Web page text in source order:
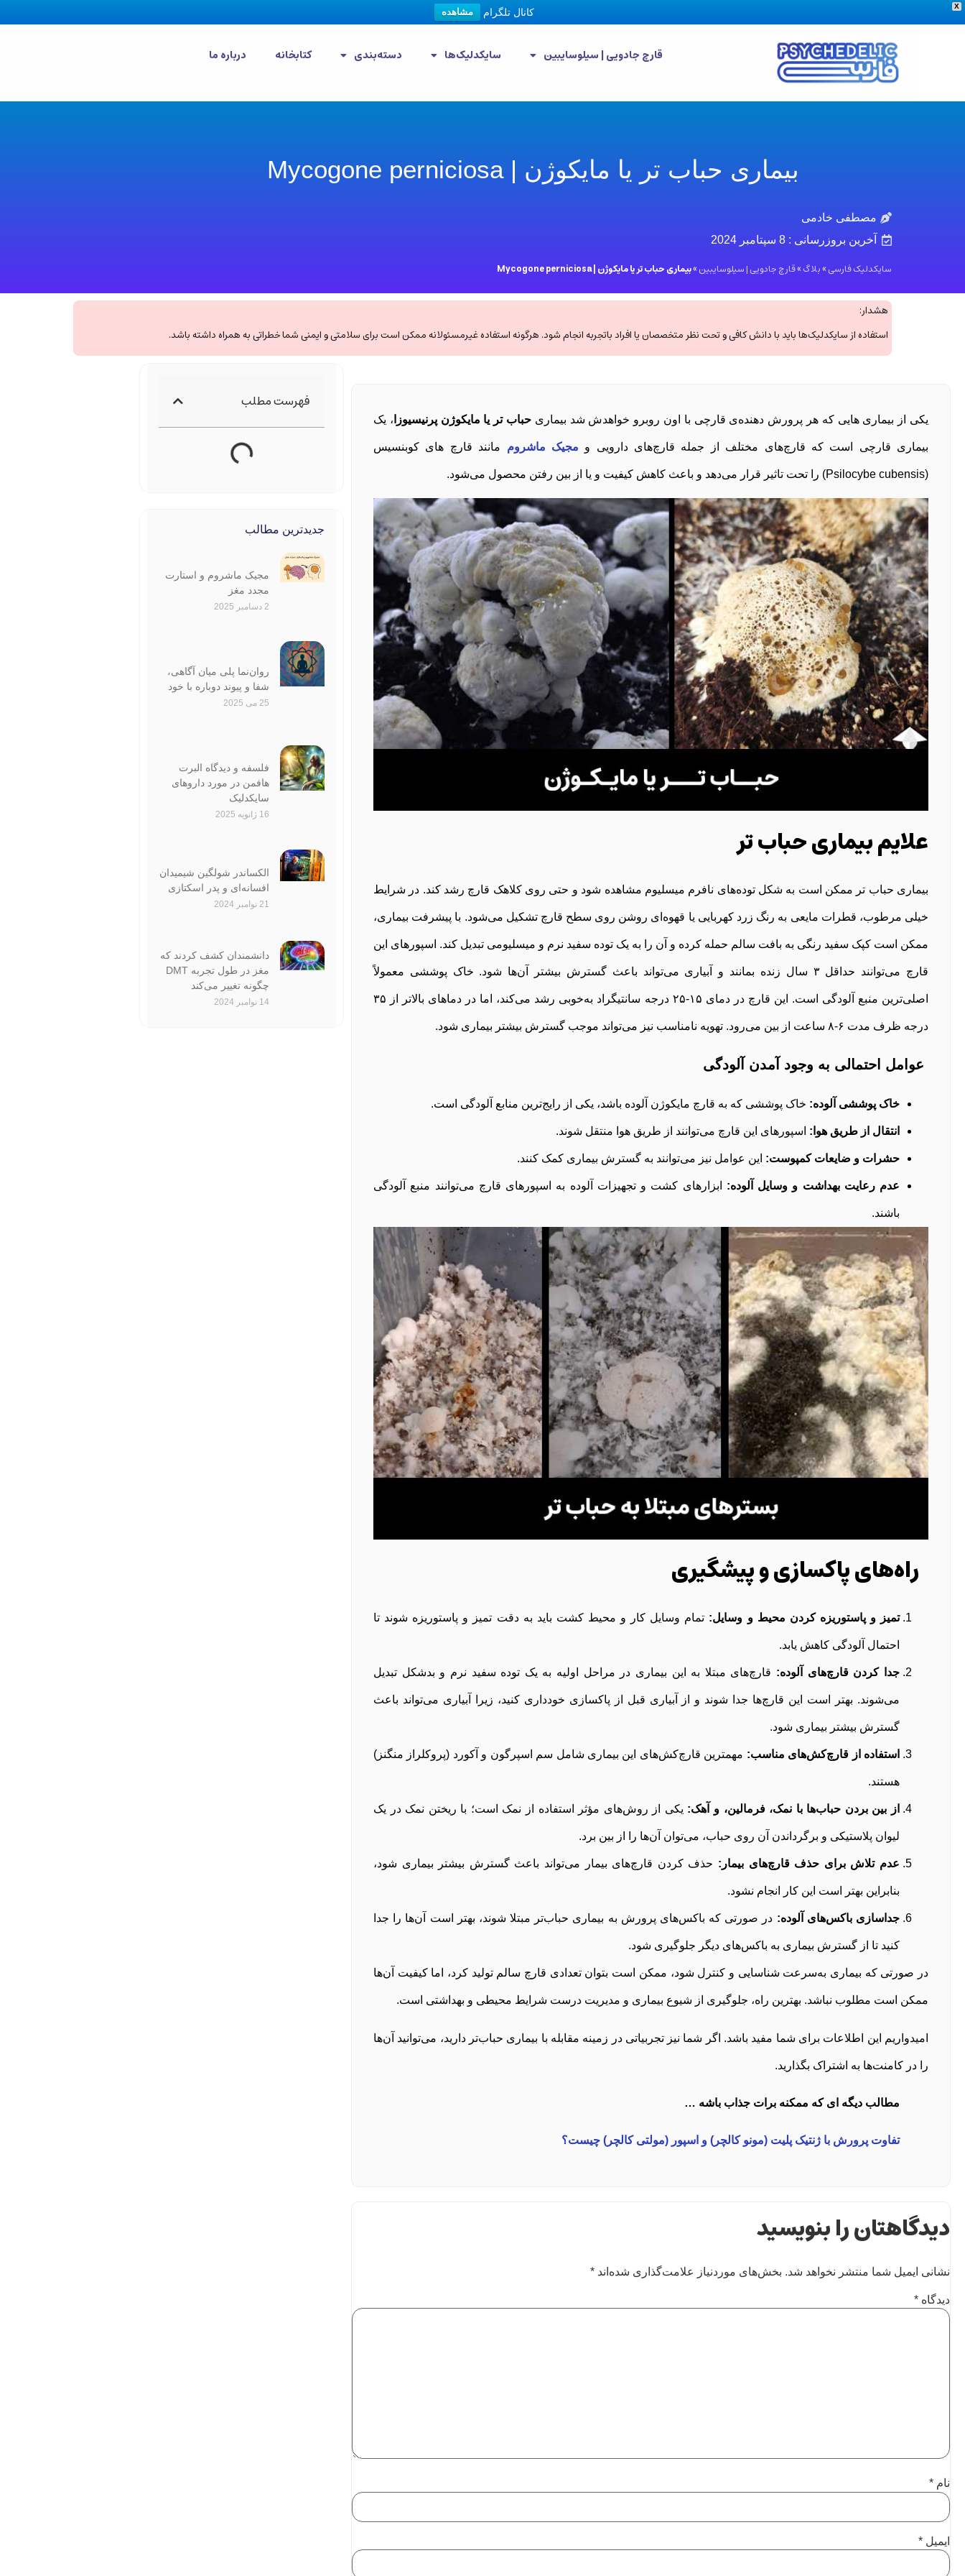
X
کانال تلگرام مشاهده
قارچ جادویی | سیلوسایبین سایکدلیک‌ها دسته‌بندی کتابخانه درباره ما
بیماری حباب تر یا مایکوژن | Mycogone perniciosa
مصطفی خادمی
آخرین بروزرسانی : 8 سپتامبر 2024
سایکدلیک فارسی»بلاگ»قارچ جادویی | سیلوسایبین»بیماری حباب تر یا مایکوژن | Mycogone perniciosa
هشدار:
استفاده از سایکدلیک‌ها باید با دانش کافی و تحت نظر متخصصان یا افراد باتجربه انجام شود. هرگونه استفاده غیرمسئولانه ممکن است برای سلامتی و ایمنی شما خطراتی به همراه داشته باشد.
یکی از بیماری هایی که هر پرورش دهنده‌ی قارچی با اون روبرو خواهدش شد بیماری حباب تر یا مایکوژن پرنیسیوزا ، یک
بیماری قارچی است که قارچ‌های مختلف از جمله قارچ‌های دارویی و مجیک ماشروم مانند قارچ های کوبنسیس
(Psilocybe cubensis) را تحت تاثیر قرار می‌دهد و باعث کاهش کیفیت و یا از بین رفتن محصول می‌شود.
علایم بیماری حباب تر
بیماری حباب تر ممکن است به شکل توده‌های نافرم میسلیوم مشاهده شود و حتی روی کلاهک قارچ رشد کند. در شرایط
خیلی مرطوب، قطرات مایعی به رنگ زرد کهربایی یا قهوه‌ای روشن روی سطح قارچ تشکیل می‌شود. با پیشرفت بیماری،
ممکن است کپک سفید رنگی به بافت سالم حمله کرده و آن را به یک توده سفید نرم و میسلیومی تبدیل کند. اسپورهای این
قارچ می‌توانند حداقل ۳ سال زنده بمانند و آبیاری می‌تواند باعث گسترش بیشتر آن‌ها شود. خاک پوششی معمولاً
اصلی‌ترین منبع آلودگی است. این قارچ در دمای ۱۵-۲۵ درجه سانتیگراد به‌خوبی رشد می‌کند، اما در دماهای بالاتر از ۳۵
درجه ظرف مدت ۶-۸ ساعت از بین می‌رود. تهویه نامناسب نیز می‌تواند موجب گسترش بیشتر بیماری شود.
عوامل احتمالی به وجود آمدن آلودگی
خاک پوششی آلوده: خاک پوششی که به قارچ مایکوژن آلوده باشد، یکی از رایج‌ترین منابع آلودگی است.
انتقال از طریق هوا: اسپورهای این قارچ می‌توانند از طریق هوا منتقل شوند.
حشرات و ضایعات کمپوست: این عوامل نیز می‌توانند به گسترش بیماری کمک کنند.
عدم رعایت بهداشت و وسایل آلوده: ابزارهای کشت و تجهیزات آلوده به اسپورهای قارچ می‌توانند منبع آلودگی
باشند.
راه‌های پاکسازی و پیشگیری
تمیز و پاستوریزه کردن محیط و وسایل: تمام وسایل کار و محیط کشت باید به دقت تمیز و پاستوریزه شوند تا
احتمال آلودگی کاهش یابد.
جدا کردن قارچ‌های آلوده: قارچ‌های مبتلا به این بیماری در مراحل اولیه به یک توده سفید نرم و بدشکل تبدیل
می‌شوند. بهتر است این قارچ‌ها جدا شوند و از آبیاری قبل از پاکسازی خودداری کنید، زیرا آبیاری می‌تواند باعث
گسترش بیشتر بیماری شود.
استفاده از قارچ‌کش‌های مناسب: مهمترین قارچ‌کش‌های این بیماری شامل سم اسپرگون و آکورد (پروکلراز منگنز)
هستند.
از بین بردن حباب‌ها با نمک، فرمالین، و آهک: یکی از روش‌های مؤثر استفاده از نمک است؛ با ریختن نمک در یک
لیوان پلاستیکی و برگرداندن آن روی حباب، می‌توان آن‌ها را از بین برد.
عدم تلاش برای حذف قارچ‌های بیمار: حذف کردن قارچ‌های بیمار می‌تواند باعث گسترش بیشتر بیماری شود،
بنابراین بهتر است این کار انجام نشود.
جداسازی باکس‌های آلوده: در صورتی که باکس‌های پرورش به بیماری حباب‌تر مبتلا شوند، بهتر است آن‌ها را جدا
کنید تا از گسترش بیماری به باکس‌های دیگر جلوگیری شود.
در صورتی که بیماری به‌سرعت شناسایی و کنترل شود، ممکن است بتوان تعدادی قارچ سالم تولید کرد، اما کیفیت آن‌ها
ممکن است مطلوب نباشد. بهترین راه، جلوگیری از شیوع بیماری و مدیریت درست شرایط محیطی و بهداشتی است.
امیدواریم این اطلاعات برای شما مفید باشد. اگر شما نیز تجربیاتی در زمینه مقابله با بیماری حباب‌تر دارید، می‌توانید آن‌ها
را در کامنت‌ها به اشتراک بگذارید.
مطالب دیگه ای که ممکنه برات جذاب باشه …
تفاوت پرورش با ژنتیک پلیت (مونو کالچر) و اسپور (مولتی کالچر) چیست؟
دیدگاهتان را بنویسید
نشانی ایمیل شما منتشر نخواهد شد. بخش‌های موردنیاز علامت‌گذاری شده‌اند *
دیدگاه *
نام *
ایمیل *
فهرست مطلب
جدیدترین مطالب
مجیک ماشروم و استارت
مجدد مغز
2 دسامبر 2025
روان‌نما پلی میان آگاهی،
شفا و پیوند دوباره با خود
25 می 2025
فلسفه و دیدگاه‌ البرت
هافمن در مورد داروهای
سایکدلیک
16 ژانویه 2025
الکساندر شولگین شیمیدان
افسانه‌ای و پدر اسکتازی
21 نوامبر 2024
دانشمندان کشف کردند که
مغز در طول تجربه‌ DMT
چگونه تغییر می‌کند
14 نوامبر 2024